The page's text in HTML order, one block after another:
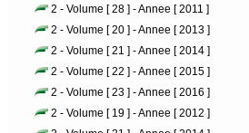
2 - Volume [ 28 ] - Annee [ 2011 ]
2 - Volume [ 20 ] - Annee [ 2013 ]
2 - Volume [ 21 ] - Annee [ 2014 ]
2 - Volume [ 22 ] - Annee [ 2015 ]
2 - Volume [ 23 ] - Annee [ 2016 ]
2 - Volume [ 19 ] - Annee [ 2012 ]